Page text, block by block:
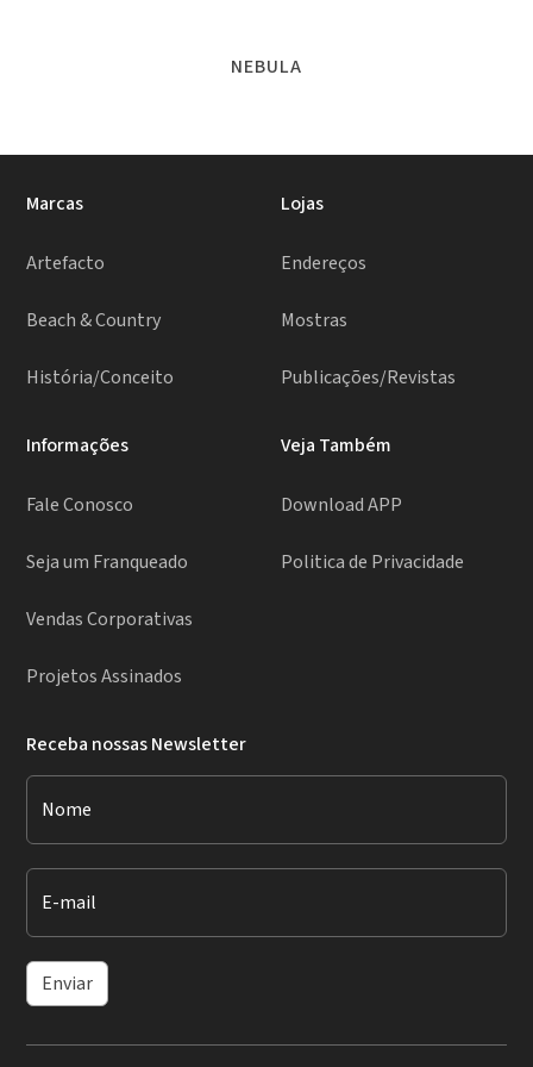
NEBULA
Marcas
Artefacto
Beach & Country
História/Conceito
Lojas
Endereços
Mostras
Publicações/Revistas
Informações
Fale Conosco
Seja um Franqueado
Vendas Corporativas
Projetos Assinados
Veja Também
Download APP
Politica de Privacidade
Receba nossas Newsletter
Nome
E-mail
Enviar